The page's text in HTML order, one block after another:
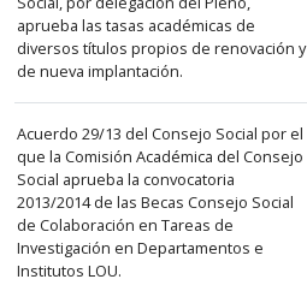
los
anuncios
del
tablón
seleccionado
previamente.
En
la
primera
columna
aprueba las tasas académicas de
diversos títulos propios de renovación y
de nueva implantación.
Acuerdo 29/13 del Consejo Social por el
que la Comisión Académica del Consejo
Social aprueba la convocatoria
2013/2014 de las Becas Consejo Social
de Colaboración en Tareas de
Investigación en Departamentos e
Institutos LOU.